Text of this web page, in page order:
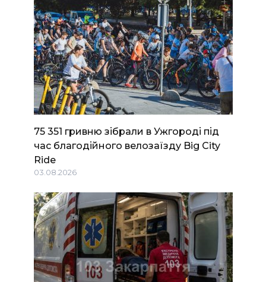
75 351 гривню зібрали в Ужгороді під
час благодійного велозаїзду Big Сity
Ride
03.08.2026